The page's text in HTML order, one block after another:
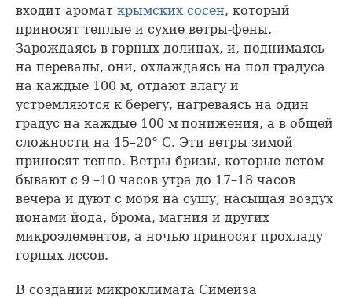
входит аромат крымских сосен, который
приносят теплые и сухие ветры-фены.
Зарождаясь в горных долинах, и, поднимаясь
на перевалы, они, охлаждаясь на пол градуса
на каждые 100 м, отдают влагу и
устремляются к берегу, нагреваясь на один
градус на каждые 100 м понижения, а в общей
сложности на 15–20° С. Эти ветры зимой
приносят тепло. Ветры-бризы, которые летом
бывают с 9 –10 часов утра до 17–18 часов
вечера и дуют с моря на сушу, насыщая воздух
ионами йода, брома, магния и других
микроэлементов, а ночью приносят прохладу
горных лесов.
В создании микроклимата Симеиза